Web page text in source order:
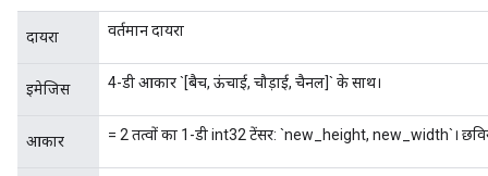
दायरा वर्तमान दायरा
इमेजिस 4-डी आकार `[बैच, ऊंचाई, चौड़ाई, चैनल]` के साथ।
आकार = 2 तत्वों का 1-डी int32 टेंसर: `new_height, new_width`।